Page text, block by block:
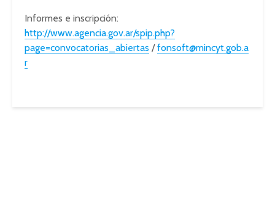
Informes e inscripción:
http://www.agencia.gov.ar/spip.php?
page=convocatorias_abiertas /fonsoft@mincyt.gob.a
r